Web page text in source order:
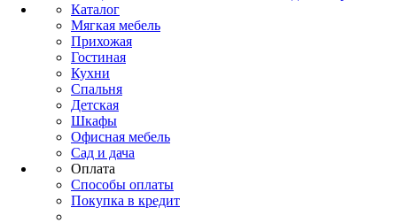
Каталог
Мягкая мебель
Прихожая
Гостиная
Кухни
Спальня
Детская
Шкафы
Офисная мебель
Сад и дача
Оплата
Способы оплаты
Покупка в кредит